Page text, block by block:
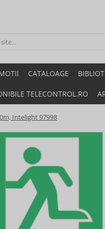
CATALOAGE
TELECONTROL.RO
Intelight 97998